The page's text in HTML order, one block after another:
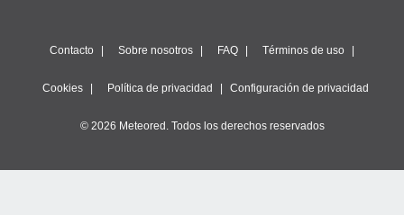
Contacto Sobre nosotros FAQ Términos de uso
Cookies Política de privacidad Configuración de privacidad
© 2026 Meteored. Todos los derechos reservados